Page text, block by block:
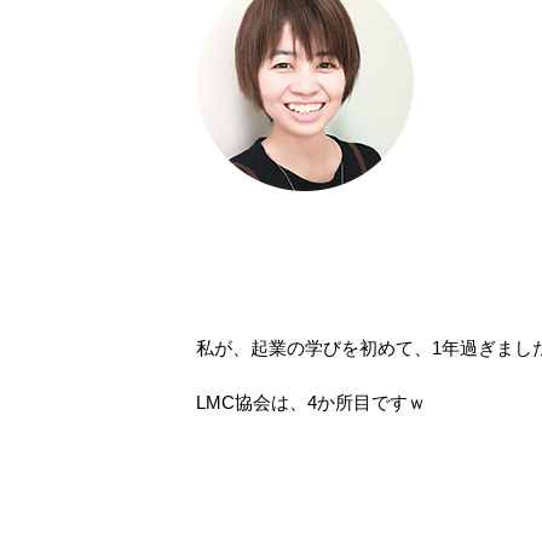
私が、起業の学びを初めて、1年過ぎまし
LMC協会は、4か所目ですｗ